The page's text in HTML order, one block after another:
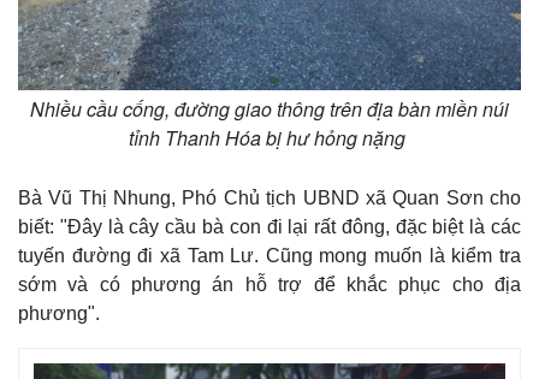
Quan sát
Cuộc sống đó đây
Hồ sơ
Video
Ảnh
E-Magazine
Infographic
Nhiều cầu cống, đường giao thông trên địa bàn miền núi
tỉnh Thanh Hóa bị hư hỏng nặng
Bà Vũ Thị Nhung, Phó Chủ tịch UBND xã Quan Sơn cho
biết: "Đây là cây cầu bà con đi lại rất đông, đặc biệt là các
tuyến đường đi xã Tam Lư. Cũng mong muốn là kiểm tra
sớm và có phương án hỗ trợ để khắc phục cho địa
phương".